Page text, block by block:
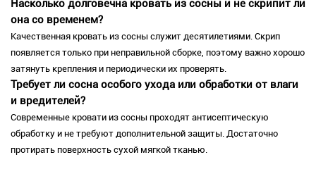
Насколько долговечна кровать из сосны и не скрипит ли
она со временем?
Качественная кровать из сосны служит десятилетиями. Скрип
появляется только при неправильной сборке, поэтому важно хорошо
затянуть крепления и периодически их проверять.
Требует ли сосна особого ухода или обработки от влаги
и вредителей?
Современные кровати из сосны проходят антисептическую
обработку и не требуют дополнительной защиты. Достаточно
протирать поверхность сухой мягкой тканью.